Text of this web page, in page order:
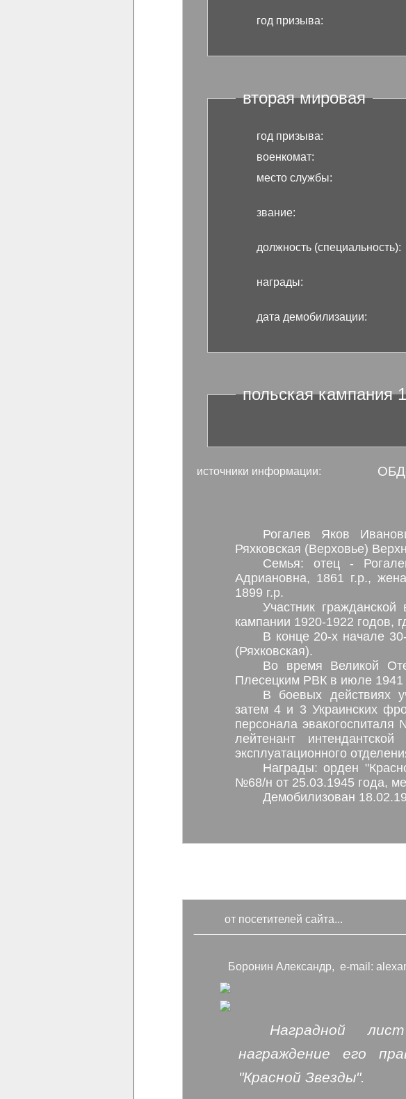
год призыва:
вторая мировая
год призыва:
военкомат:
место службы:
звание:
должность (специальность):
награды:
дата демобилизации:
польская кампания
источники информации:
Рогалев Яков
Ряхковская (Верховье)
Семья: отец -
Адриановна, 1861 г.р.,
1899 г.р.
Участник
кампании 1920-1922 годов,
В конце 20-х начале
(Ряхковская).
Во время Великой
Плесецким РВК в июле 1941
В боевых действиях
затем 4 и 3 Украинских
персонала
лейтенант
эксплуатационного
Награды: орден
№68/н от 25.03.1945 года,
Демобилизован
от посетителей сайта...
Боронин Александр, e-mail:
Наградной
награждение его
"Красной Звезды".